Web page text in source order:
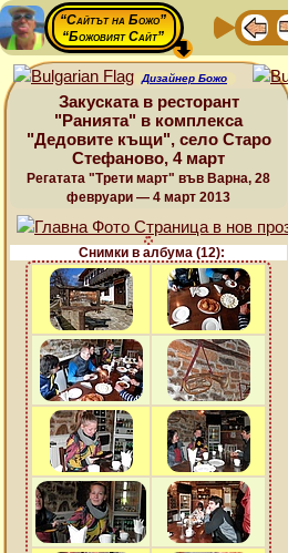
“Сайтът на Божо”
“Божовият Сайт”
Дизайнер Божо
Закуската в ресторант
"Ранията" в комплекса
"Дедовите къщи", село Старо
Стефаново, 4 март
Регатата "Трети март" във Варна, 28
февруари — 4 март 2013
Снимки в албума (12):